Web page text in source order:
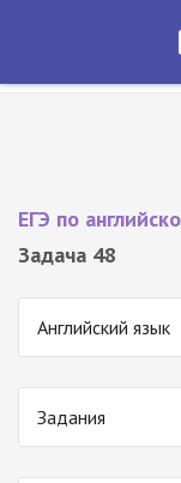
ЕГЭ по
Задача 48
Английский язык
Задания